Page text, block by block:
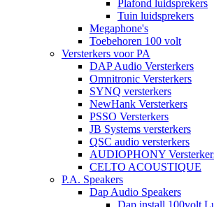
Plafond luidsprekers
Tuin luidsprekers
Megaphone's
Toebehoren 100 volt
Versterkers voor PA
DAP Audio Versterkers
Omnitronic Versterkers
SYNQ versterkers
NewHank Versterkers
PSSO Versterkers
JB Systems versterkers
QSC audio versterkers
AUDIOPHONY
CELTO ACOUSTIQUE
P.A. Speakers
Dap Audio Speakers
Dap install 100volt